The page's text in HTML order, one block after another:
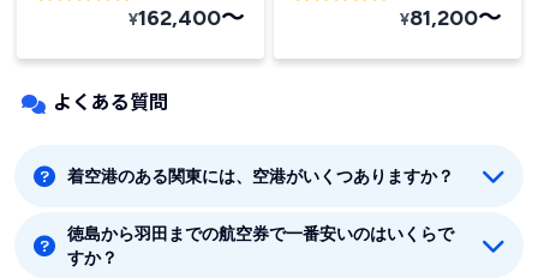
¥162,400〜 ¥81,200〜
よくある質問
着空港のある関東には、空港がいくつありますか？
着空港のある関東には5つの空港があります。羽田、成
田、東京、八丈島、茨城です。
徳島から羽田までの航空券で一番安いのはいくらで
すか？